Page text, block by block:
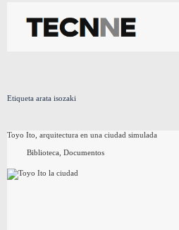
contenido
Etiqueta arata isozaki
Toyo Ito, arquitectura en una ciudad simulada
Biblioteca, Documentos